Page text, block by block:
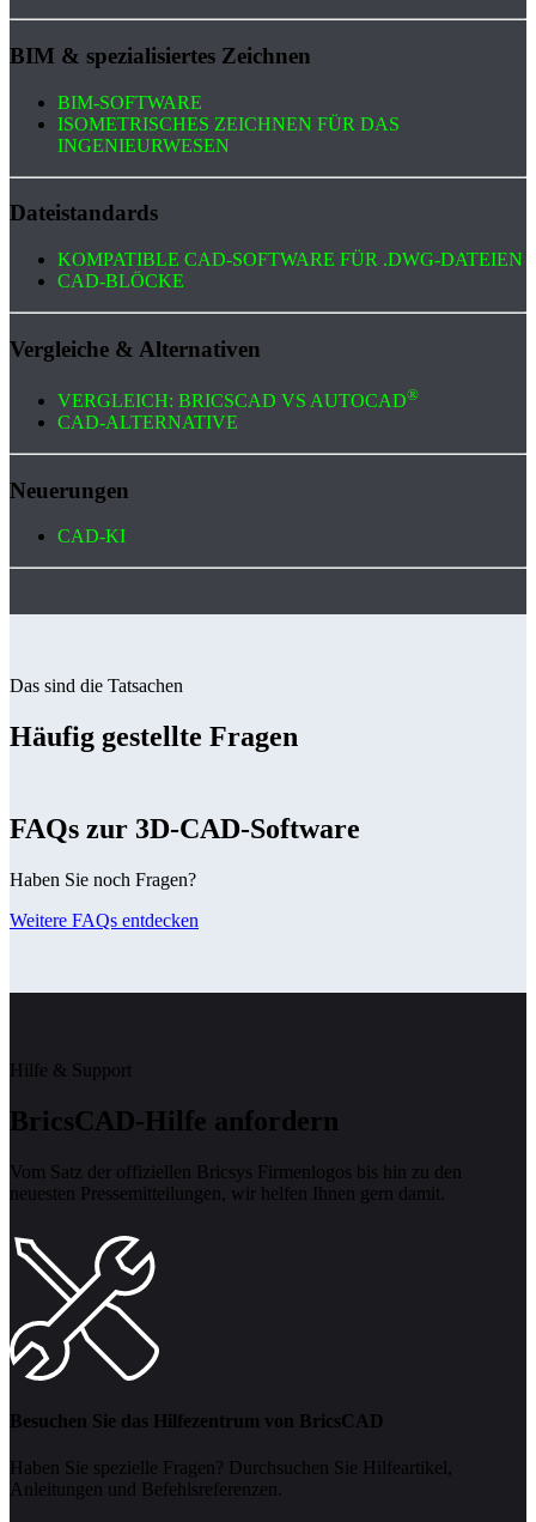
BIM & spezialisiertes Zeichnen
BIM-SOFTWARE
ISOMETRISCHES ZEICHNEN FÜR DAS
INGENIEURWESEN
Dateistandards
KOMPATIBLE CAD-SOFTWARE FÜR .DWG-DATEIEN
CAD-BLÖCKE
Vergleiche & Alternativen
VERGLEICH: BRICSCAD VS AUTOCAD®
CAD-ALTERNATIVE
Neuerungen
CAD-KI
Das sind die Tatsachen
Häufig gestellte Fragen
FAQs zur 3D-CAD-Software
Haben Sie noch Fragen?
Weitere FAQs entdecken
Hilfe & Support
BricsCAD-Hilfe anfordern
Vom Satz der offiziellen Bricsys Firmenlogos bis hin zu den
neuesten Pressemitteilungen, wir helfen Ihnen gern damit.
Besuchen Sie das Hilfezentrum von BricsCAD
Haben Sie spezielle Fragen? Durchsuchen Sie Hilfeartikel,
Anleitungen und Befehlsreferenzen.